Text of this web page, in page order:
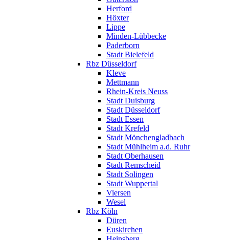
Herford
Höxter
Lippe
Minden-Lübbecke
Paderborn
Stadt Bielefeld
Rbz Düsseldorf
Kleve
Mettmann
Rhein-Kreis Neuss
Stadt Duisburg
Stadt Düsseldorf
Stadt Essen
Stadt Krefeld
Stadt Mönchengladbach
Stadt Mühlheim a.d. Ruhr
Stadt Oberhausen
Stadt Remscheid
Stadt Solingen
Stadt Wuppertal
Viersen
Wesel
Rbz Köln
Düren
Euskirchen